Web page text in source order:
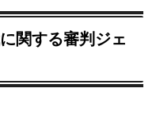
関する審判ジェ